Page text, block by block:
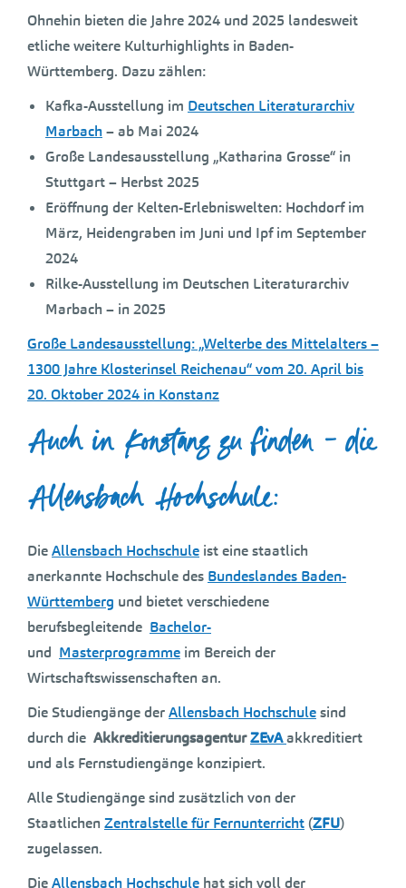
Ohnehin bieten die Jahre 2024 und 2025 landesweit
etliche weitere Kulturhighlights in Baden-
Württemberg. Dazu zählen:
Kafka-Ausstellung im Deutschen Literaturarchiv
Marbach– ab Mai 2024
Große Landesausstellung „Katharina Grosse“ in
Stuttgart – Herbst 2025
Eröffnung der Kelten-Erlebniswelten: Hochdorf im
März, Heidengraben im Juni und Ipf im September
2024
Rilke-Ausstellung im Deutschen Literaturarchiv
Marbach – in 2025
Große Landesausstellung: „Welterbe des Mittelalters –
1300 Jahre Klosterinsel Reichenau“ vom 20. April bis
20. Oktober 2024 in Konstanz
Auch in Konstanz zu finden – die
Allensbach Hochschule:
DieAllensbach Hochschule ist eine staatlich
anerkannte Hochschule des Bundeslandes Baden-
Württemberg und bietet verschiedene
berufsbegleitende Bachelor-
und Masterprogramme im Bereich der
Wirtschaftswissenschaften an.
Die Studiengänge derAllensbach Hochschulesind
durch die AkkreditierungsagenturZEvAakkreditiert
und als Fernstudiengänge konzipiert.
Alle Studiengänge sind zusätzlich von der
Staatlichen Zentralstelle für Fernunterricht (ZFU)
zugelassen.
DieAllensbach Hochschule hat sich voll der